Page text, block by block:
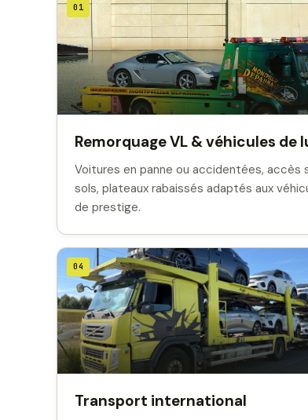
01
Remorquage VL & véhicules de
Voitures en panne ou accidentées, accès
sols, plateaux rabaissés adaptés aux
de prestige.
04
Transport international